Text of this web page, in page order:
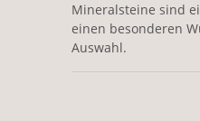
Mineralsteine sind
einen besonderen
Auswahl.